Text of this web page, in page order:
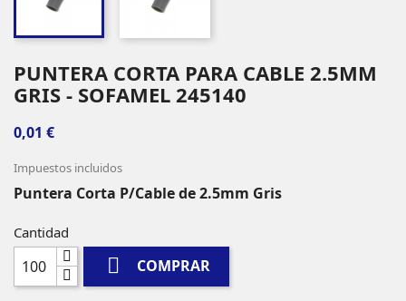
PUNTERA CORTA PARA CABLE 2.5MM
GRIS - SOFAMEL 245140
0,01 €
Impuestos incluidos
Puntera Corta P/Cable de 2.5mm Gris
Cantidad
 COMPRAR